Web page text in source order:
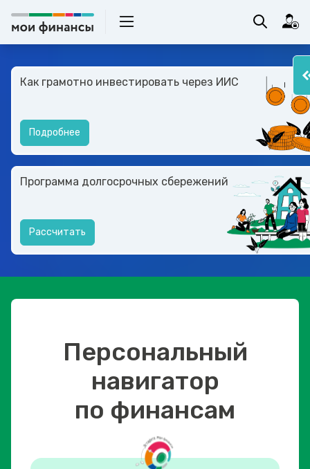
Как грамотно инвестировать через ИИС
Подробнее
Программа долгосрочных сбережений
Рассчитать
Персональный
навигатор
по финансам